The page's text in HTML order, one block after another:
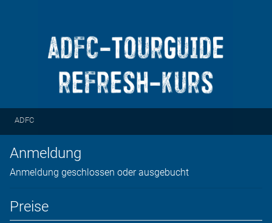
ADFC
Anmeldung
Anmeldung geschlossen oder ausgebucht
Preise